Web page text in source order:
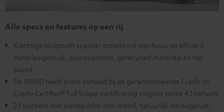
Alle specs en features op een rij
Krachtige bluetooth speaker ontwikkeld met focus op efficiënt
materiaalgebruik, duurzaamheid, gerecycled materiaal en top
sound
De MYND heeft brons behaald bij de gerenommeerde Cradle to
Cradle Certified® Full Scope-certificering volgens versie 4.1 behaald
2.1 systeem met waveguides voor breed, natuurlijk stereogeluid,